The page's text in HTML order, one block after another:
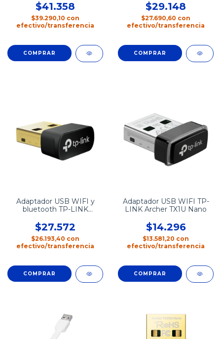
$41.358
$39.290,10 con
efectivo/transferencia
$29.148
$27.690,60 con
efectivo/transferencia
Adaptador USB WIFI y
bluetooth TP-LINK
$27.572
$26.193,40 con
efectivo/transferencia
Adaptador USB WIFI TP-
LINK Archer TX1U Nano
$14.296
$13.581,20 con
efectivo/transferencia